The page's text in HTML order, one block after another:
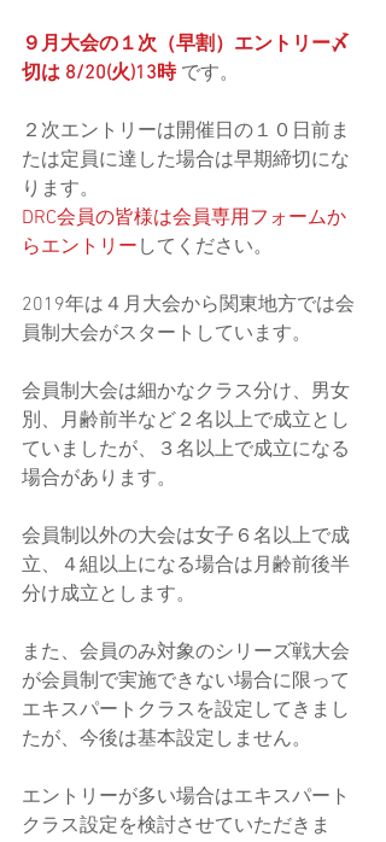
９月大会の１次（早割）エントリー〆
切は 8/20(火)13時 です。
２次エントリーは開催日の１０日前ま
たは定員に達した場合は早期締切にな
ります。
DRC会員の皆様は会員専用フォームか
らエントリー してください。
2019年は４月大会から関東地方では会
員制大会がスタートしています。
会員制大会は細かなクラス分け、男女
別、月齢前半など２名以上で成立とし
ていましたが、３名以上で成立になる
場合があります。
会員制以外の大会は女子６名以上で成
立、４組以上になる場合は月齢前後半
分け成立とします。
また、会員のみ対象のシリーズ戦大会
が会員制で実施できない場合に限って
エキスパートクラスを設定してきまし
たが、今後は基本設定しません。
エントリーが多い場合はエキスパート
クラス設定を検討させていただきま